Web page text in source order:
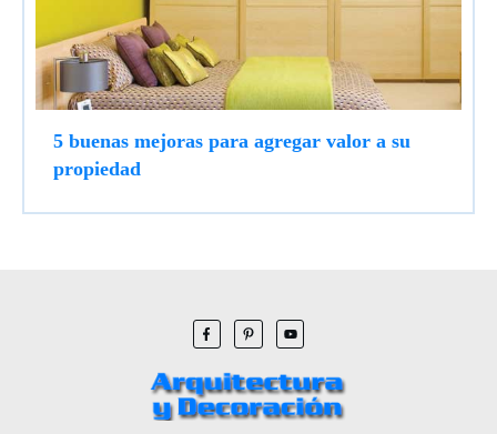
5 buenas mejoras para agregar valor a su
propiedad